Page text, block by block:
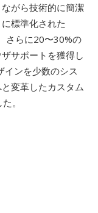
がら技術的に簡潔
標準化された
さらに20〜30%の
サポートを獲得し
インを少数のシス
変革したカスタム
。